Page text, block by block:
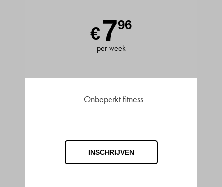
€796
per week
Onbeperkt fitness
INSCHRIJVEN